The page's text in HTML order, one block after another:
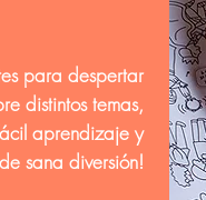
para despertar
distintos temas,
aprendizaje y
sana diversión!